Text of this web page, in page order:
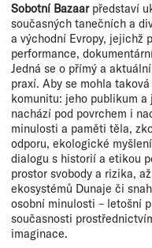
Sobotní Bazaar představí
současných tanečních a
a východní Evropy, jejichž
performance,
Jedná se o přímý a
praxí. Aby se mohla
komunitu: jeho publikum
nachází pod povrchem i
minulosti a paměti těla,
odporu, ekologické
dialogu s historií a etikou
prostor svobody a rizika,
ekosystémů Dunaje či
osobní minulosti – letošní
současnosti
imaginace.